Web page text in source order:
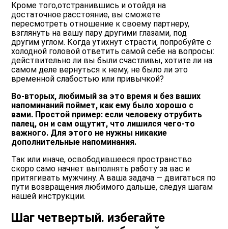
Кроме того,отстранившись и отойдя на
достаточное расстояние, вы сможете
пересмотреть отношение к своему партнеру,
взглянуть на вашу пару другими глазами, под
другим углом. Когда утихнут страсти, попробуйте с
холодной головой ответить самой себе на вопросы:
действительно ли вы были счастливы, хотите ли на
самом деле вернуться к нему, не было ли это
временной слабостью или привычкой?
Во-вторых, любимый за это время и без ваших
напоминаний поймет, как ему было хорошо с
вами. Простой пример: если человеку отрубить
палец, он и сам ощутит, что лишился чего-то
важного. Для этого не нужны никакие
дополнительные напоминания.
Так или иначе, освободившееся пространство
скоро само начнет выполнять работу за вас и
притягивать мужчину. А ваша задача ― двигаться по
пути возвращения любимого дальше, следуя шагам
нашей инструкции.
Шаг четвертый. избегайте